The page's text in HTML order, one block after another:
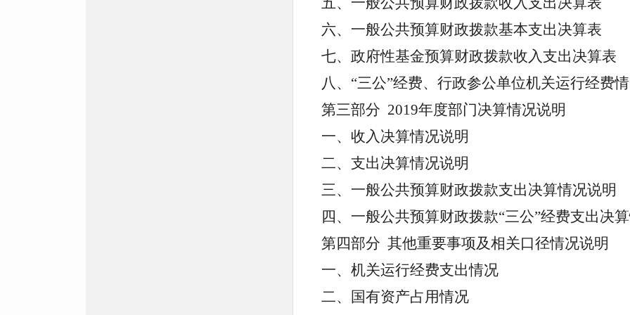
六、一般公共预算财政拨款基本支出决算表
七、政府性基金预算财政拨款收入支出决算表
八、“三公”经费、行政参公单位机关运行经费
第三部分 2019年度部门决算情况说明
一、收入决算情况说明
二、支出决算情况说明
三、一般公共预算财政拨款支出决算情况说明
四、一般公共预算财政拨款“三公”经费支出决
第四部分 其他重要事项及相关口径情况说明
一、机关运行经费支出情况
二、国有资产占用情况